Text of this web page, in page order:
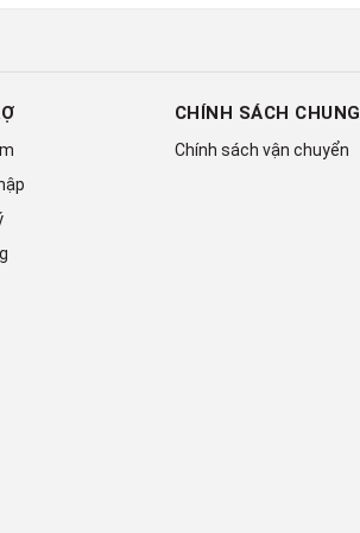
loại, sắp xếp linh hoạt cũngCHÍNH SÁCH CHUNG
Chính sách vận chuyển